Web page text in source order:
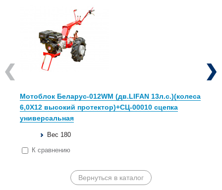
Мотоблок Беларус-012WM (дв.LIFAN 13л.с.)(колеса
6,0Х12 высокий протектор)+СЦ-00010 сцепка
универсальная
Вес 180
К сравнению
Previous Next
Вернуться в каталог